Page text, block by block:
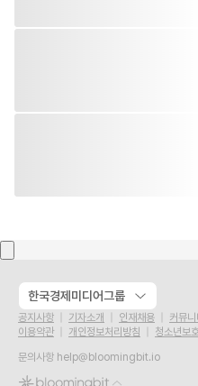
한국경제미디어그룹
공지사항 기자소개 인재채용
커뮤
이용약관
개인정보처리방침 청소년보
문의사항 help@bloomingbit.io